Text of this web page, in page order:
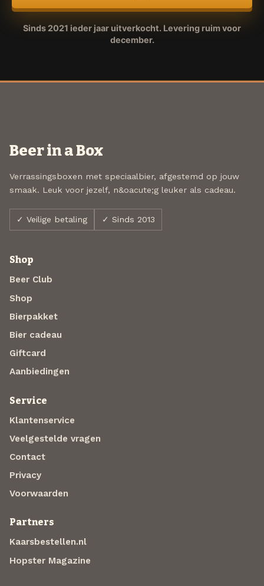
Sinds 2021 ieder jaar uitverkocht. Levering ruim voor
december.
Beer in a Box
Verrassingsboxen met speciaalbier, afgestemd op jouw
smaak. Leuk voor jezelf, n&oacute;g leuker als cadeau.
✓ Veilige betaling ✓ Sinds 2013
Shop
Beer Club
Shop
Bierpakket
Bier cadeau
Giftcard
Aanbiedingen
Service
Klantenservice
Veelgestelde vragen
Contact
Privacy
Voorwaarden
Partners
Kaarsbestellen.nl
Hopster Magazine